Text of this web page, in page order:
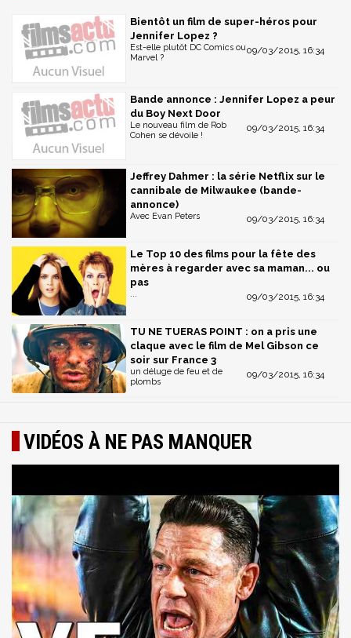
Bientôt un film de super-héros pour
Jennifer Lopez ?
09/03/2015, 16:34
Est-elle plutôt DC Comics ou
Marvel ?
Bande annonce : Jennifer Lopez a peur
du Boy Next Door
09/03/2015, 16:34
Le nouveau film de Rob
Cohen se dévoile !
Jeffrey Dahmer : la série Netflix sur le
cannibale de Milwaukee (bande-
annonce)
09/03/2015, 16:34
Avec Evan Peters
Le Top 10 des films pour la fête des
mères à regarder avec sa maman... ou
pas
09/03/2015, 16:34
...
TU NE TUERAS POINT : on a pris une
claque avec le film de Mel Gibson ce
soir sur France 3
09/03/2015, 16:34
un déluge de feu et de
plombs
VIDÉOS À NE PAS MANQUER